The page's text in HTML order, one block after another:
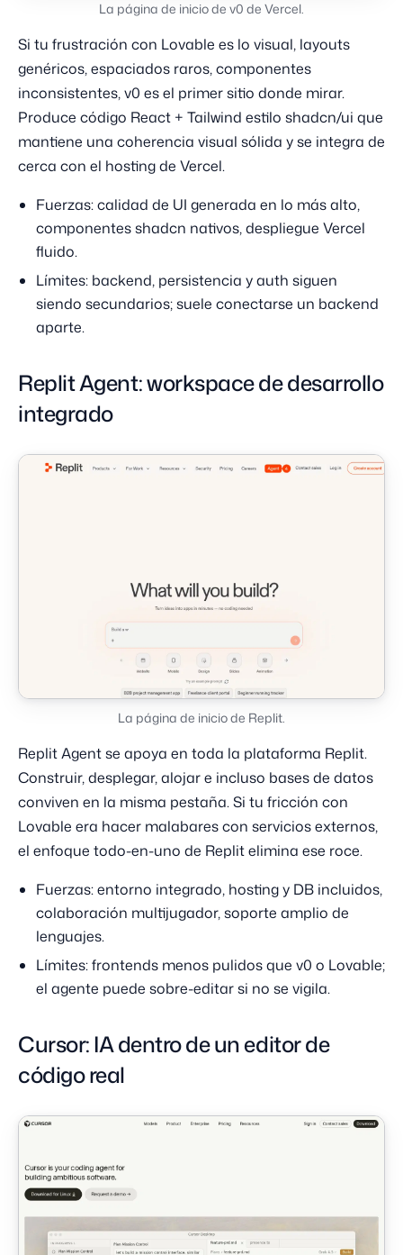
La página de inicio de v0 de Vercel.
Si tu frustración con Lovable es lo visual, layouts
genéricos, espaciados raros, componentes
inconsistentes, v0 es el primer sitio donde mirar.
Produce código React + Tailwind estilo shadcn/ui que
mantiene una coherencia visual sólida y se integra de
cerca con el hosting de Vercel.
Fuerzas: calidad de UI generada en lo más alto,
componentes shadcn nativos, despliegue Vercel
fluido.
Límites: backend, persistencia y auth siguen
siendo secundarios; suele conectarse un backend
aparte.
Replit Agent: workspace de desarrollo
integrado
La página de inicio de Replit.
Replit Agent se apoya en toda la plataforma Replit.
Construir, desplegar, alojar e incluso bases de datos
conviven en la misma pestaña. Si tu fricción con
Lovable era hacer malabares con servicios externos,
el enfoque todo-en-uno de Replit elimina ese roce.
Fuerzas: entorno integrado, hosting y DB incluidos,
colaboración multijugador, soporte amplio de
lenguajes.
Límites: frontends menos pulidos que v0 o Lovable;
el agente puede sobre-editar si no se vigila.
Cursor: IA dentro de un editor de
código real